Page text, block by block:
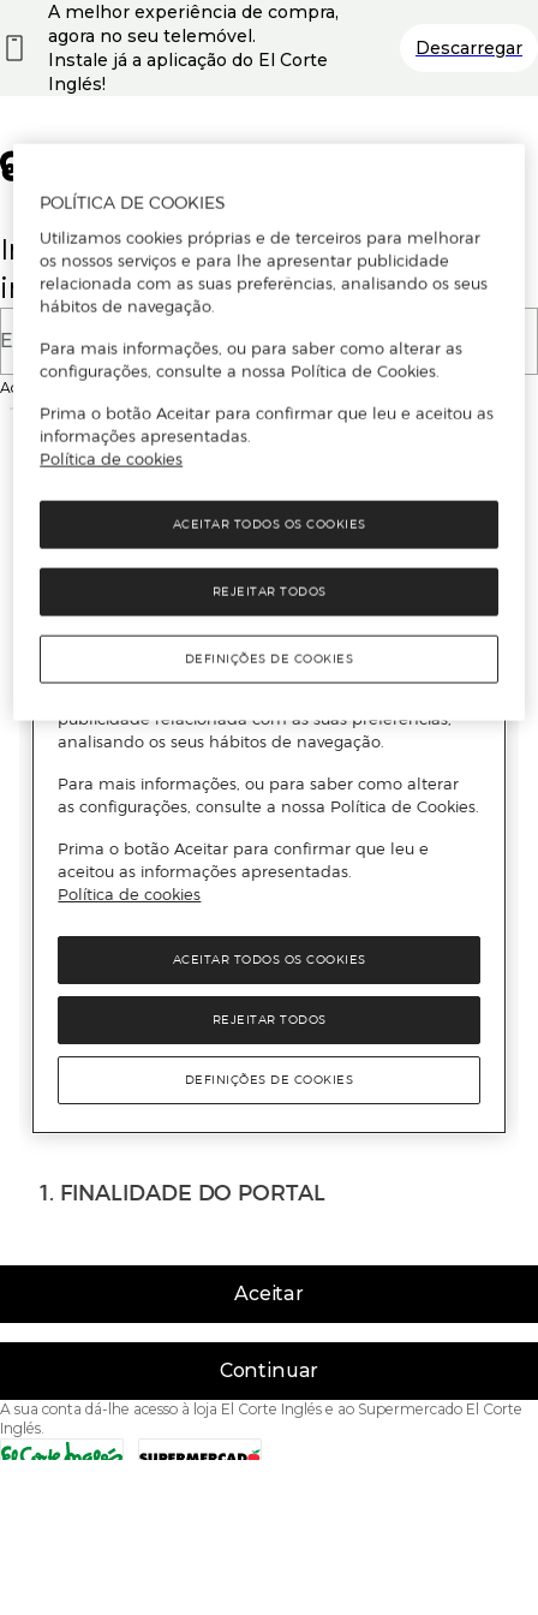
Insira o seu email para se registar ou
iniciar sessão.
E-mail
Ao continuar, aceitas as
Aceitar
Continuar
A sua conta dá-lhe acesso à loja El Corte Inglés e ao Supermercado El Corte
Inglés.
A melhor experiência de compra,
agora no seu telemóvel.
Instale já a aplicação do El Corte
Inglés!
Descarregar
POLÍTICA DE COOKIES
Utilizamos cookies próprias e de terceiros para melhorar
os nossos serviços e para lhe apresentar publicidade
relacionada com as suas preferências, analisando os seus
hábitos de navegação.
Para mais informações, ou para saber como alterar as
configurações, consulte a nossa Política de Cookies.
Prima o botão Aceitar para confirmar que leu e aceitou as
informações apresentadas.
Política de cookies
REJEITAR TODOS
ACEITAR TODOS OS COOKIES
DEFINIÇÕES DE COOKIES